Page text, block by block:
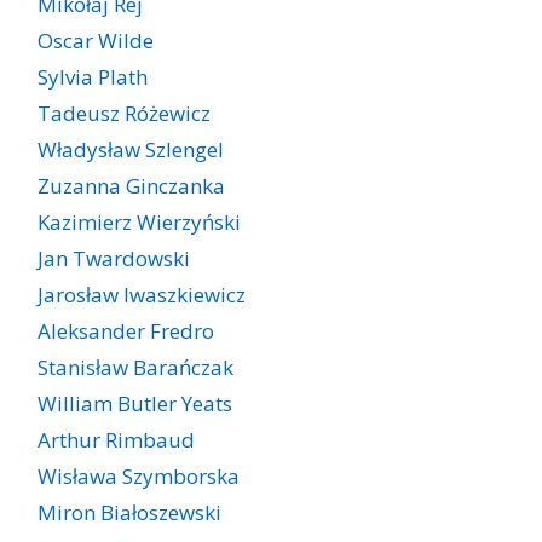
Oscar Wilde
Sylvia Plath
Tadeusz Różewicz
Władysław Szlengel
Zuzanna Ginczanka
Kazimierz Wierzyński
Jan Twardowski
Jarosław Iwaszkiewicz
Aleksander Fredro
Stanisław Barańczak
William Butler Yeats
Arthur Rimbaud
Wisława Szymborska
Miron Białoszewski